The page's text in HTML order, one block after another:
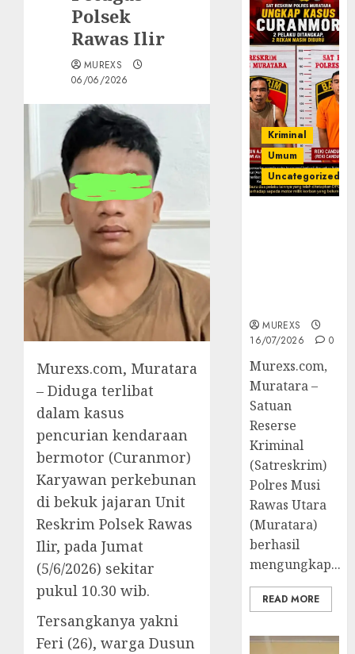
Polsek
Rawas Ilir
MUREXS
06/06/2026
Murexs.com, Muratara
– Diduga terlibat
dalam kasus
pencurian kendaraan
bermotor (Curanmor)
Karyawan perkebunan
di bekuk jajaran Unit
Reskrim Polsek Rawas
Ilir, pada Jumat
(5/6/2026) sekitar
pukul 10.30 wib.
Tersangkanya yakni
Feri (26), warga Dusun
Kriminal
Umum
Uncategorized
MUREXS
16/07/2026
0
Murexs.com,
Muratara –
Satuan
Reserse
Kriminal
(Satreskrim)
Polres Musi
Rawas Utara
(Muratara)
berhasil
mengungkap...
READ MORE